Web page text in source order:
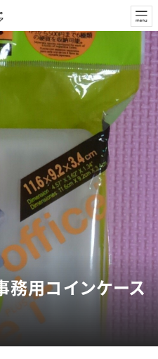
務用コインケース